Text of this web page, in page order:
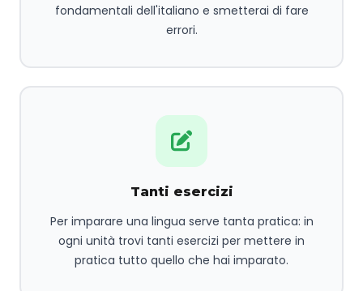
fondamentali dell'italiano e smetterai di fare
errori.
Tanti esercizi
Per imparare una lingua serve tanta pratica: in
ogni unità trovi tanti esercizi per mettere in
pratica tutto quello che hai imparato.